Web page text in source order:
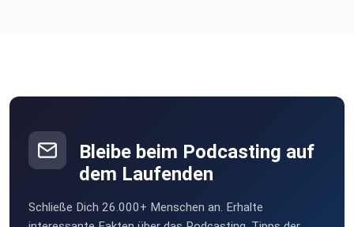
Bleibe beim Podcasting auf
dem Laufenden
Schließe Dich 26.000+ Menschen an. Erhalte